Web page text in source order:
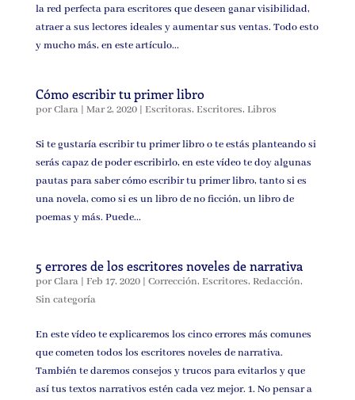
la red perfecta para escritores que deseen ganar visibilidad,
atraer a sus lectores ideales y aumentar sus ventas. Todo esto
y mucho más, en este artículo...
Cómo escribir tu primer libro
porClara| Mar 2, 2020| Escritoras, Escritores, Libros
Si te gustaría escribir tu primer libro o te estás planteando si
serás capaz de poder escribirlo, en este vídeo te doy algunas
pautas para saber cómo escribir tu primer libro, tanto si es
una novela, como si es un libro de no ficción, un libro de
poemas y más. Puede...
5 errores de los escritores noveles de narrativa
porClara| Feb 17, 2020| Corrección, Escritores, Redacción,
Sin categoría
En este vídeo te explicaremos los cinco errores más comunes
que cometen todos los escritores noveles de narrativa.
También te daremos consejos y trucos para evitarlos y que
así tus textos narrativos estén cada vez mejor. 1. No pensar a